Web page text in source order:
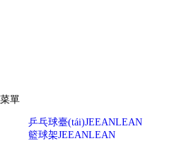
菜單
乒乓球臺(tái)JEEANLEAN
籃球架JEEANLEAN